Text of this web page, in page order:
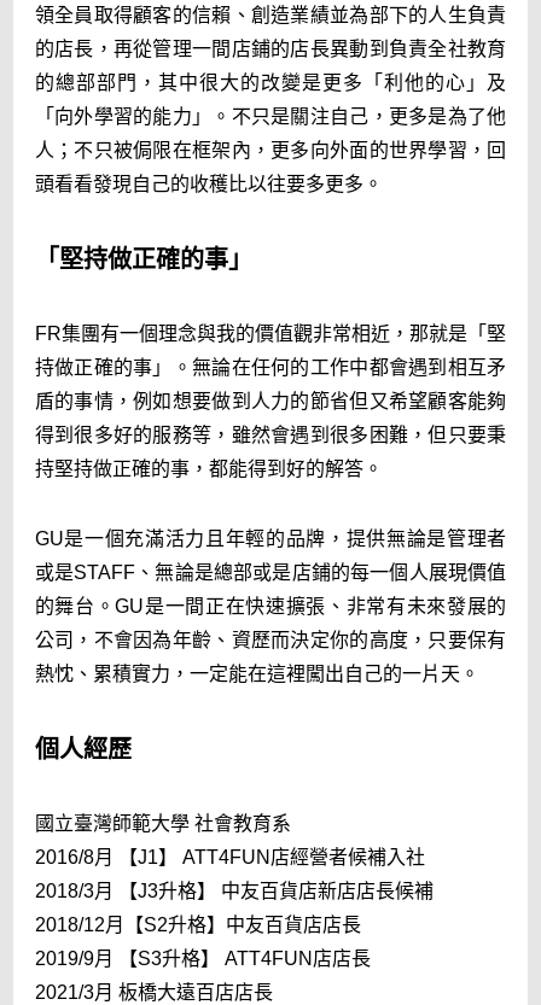
領全員取得顧客的信賴、創造業績並為部下的人生負責
的店長，再從管理一間店鋪的店長異動到負責全社教育
的總部部門，其中很大的改變是更多「利他的心」及
「向外學習的能力」。不只是關注自己，更多是為了他
人；不只被侷限在框架內，更多向外面的世界學習，回
頭看看發現自己的收穫比以往要多更多。
「堅持做正確的事」
FR集團有一個理念與我的價值觀非常相近，那就是「堅
持做正確的事」。無論在任何的工作中都會遇到相互矛
盾的事情，例如想要做到人力的節省但又希望顧客能夠
得到很多好的服務等，雖然會遇到很多困難，但只要秉
持堅持做正確的事，都能得到好的解答。
GU是一個充滿活力且年輕的品牌，提供無論是管理者
或是STAFF、無論是總部或是店鋪的每一個人展現價值
的舞台。GU是一間正在快速擴張、非常有未來發展的
公司，不會因為年齡、資歷而決定你的高度，只要保有
熱忱、累積實力，一定能在這裡闖出自己的一片天。
個人經歷
國立臺灣師範大學 社會教育系
2016/8月 【J1】 ATT4FUN店經營者候補入社
2018/3月 【J3升格】 中友百貨店新店店長候補
2018/12月【S2升格】中友百貨店店長
2019/9月 【S3升格】 ATT4FUN店店長
2021/3月 板橋大遠百店店長